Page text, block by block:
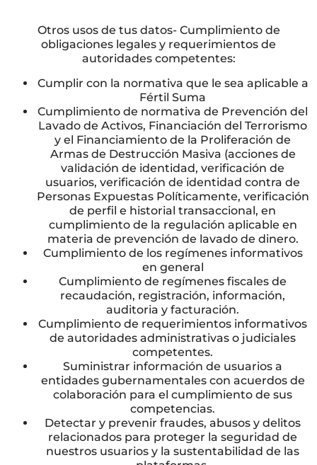
Otros usos de tus datos- Cumplimiento de
obligaciones legales y requerimientos de
autoridades competentes:
Cumplir con la normativa que le sea aplicable a
Fértil Suma
Cumplimiento de normativa de Prevención del
Lavado de Activos, Financiación del Terrorismo
y el Financiamiento de la Proliferación de
Armas de Destrucción Masiva (acciones de
validación de identidad, verificación de
usuarios, verificación de identidad contra de
Personas Expuestas Políticamente, verificación
de perfil e historial transaccional, en
cumplimiento de la regulación aplicable en
materia de prevención de lavado de dinero.
Cumplimiento de los regímenes informativos
en general
Cumplimiento de regímenes fiscales de
recaudación, registración, información,
auditoria y facturación.
Cumplimiento de requerimientos informativos
de autoridades administrativas o judiciales
competentes.
Suministrar información de usuarios a
entidades gubernamentales con acuerdos de
colaboración para el cumplimiento de sus
competencias.
Detectar y prevenir fraudes, abusos y delitos
relacionados para proteger la seguridad de
nuestros usuarios y la sustentabilidad de las